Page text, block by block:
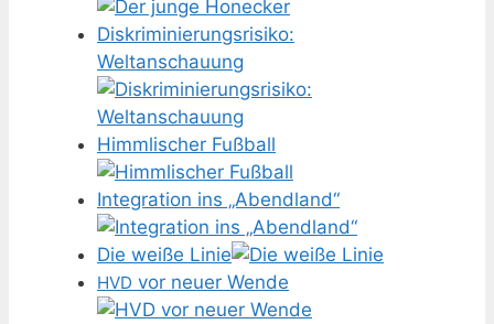
Diskriminierungsrisiko:
Weltanschauung
Himmlischer Fußball
Integration ins „Abendland“
Die weiße Linie
HVD vor neuer Wende